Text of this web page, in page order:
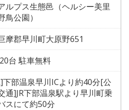
ルプス生態邑（ヘルシー美里
鳥公園）
摩郡早川町大原野651
台 駐車無料
下部温泉早川ICより約40分[公
通]JR下部温泉駅より早川町乗
スにて約50分